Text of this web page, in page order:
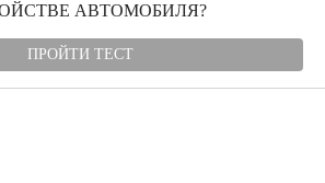
АВТОМОБИЛЯ?
ПРОЙТИ ТЕСТ